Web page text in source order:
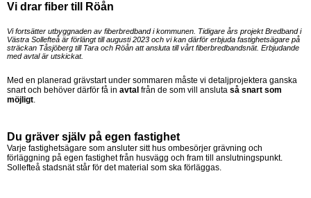
Vi drar fiber till Röån
Vi fortsätter utbyggnaden av fiberbredband i kommunen. Tidigare års projekt Bredband i
Västra Sollefteå är förlängt till augusti 2023 och vi kan därför erbjuda fastighetsägare på
sträckan Tåsjöberg till Tara och Röån att ansluta till vårt fiberbredbandsnät. Erbjudande
med avtal är utskickat.
Med en planerad grävstart under sommaren måste vi detaljprojektera ganska
snart och behöver därför få in avtal från de som vill ansluta så snart som
möjligt.
Du gräver själv på egen fastighet
Varje fastighetsägare som ansluter sitt hus ombesörjer grävning och
förläggning på egen fastighet från husvägg och fram till anslutningspunkt.
Sollefteå stadsnät står för det material som ska förläggas.